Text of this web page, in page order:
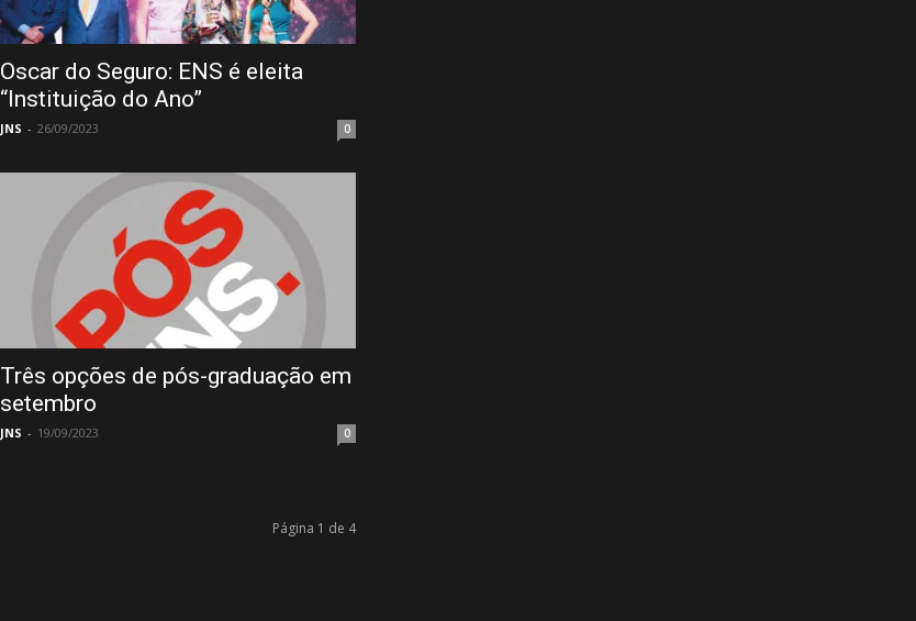
Oscar do Seguro: ENS é eleita
“Instituição do Ano”
JNS - 26/09/2023 0
Três opções de pós-graduação em
setembro
JNS - 19/09/2023 0
Página 1 de 4